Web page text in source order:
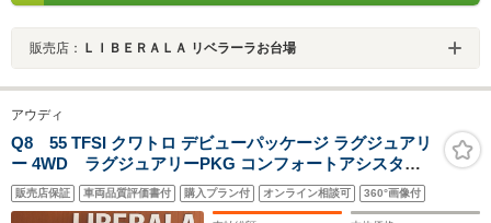
販売店： ＬＩＢＥＲＡＬＡ リベラーラお台場
アウディ
Q8 55 TFSI クワトロ デビューパッケージ ラグジュアリ
ー 4WD ラグジュアリーPKG コンフォートアシスタン
スPKG パノラマサンルーフ Bang&Olufsen バーチャルコ
ックピット MMIナビ全方位カメラ 黒革 エアシート シー
販売店保証 車両品質評価書付 購入プラン付 オンライン相談可 360°画像付